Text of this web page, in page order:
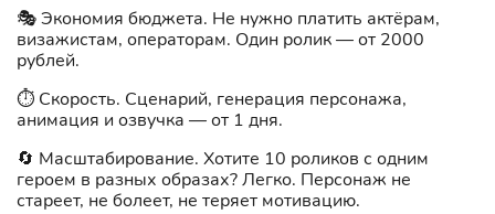
🎭 Экономия бюджета. Не нужно платить актёрам,
визажистам, операторам. Один ролик — от 2000
рублей.
⏱️ Скорость. Сценарий, генерация персонажа,
анимация и озвучка — от 1 дня.
🔄 Масштабирование. Хотите 10 роликов с одним
героем в разных образах? Легко. Персонаж не
стареет, не болеет, не теряет мотивацию.